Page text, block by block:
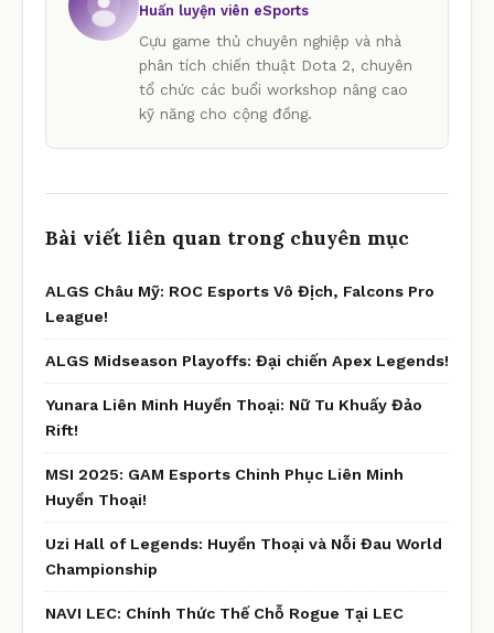
Huấn luyện viên eSports
Cựu game thủ chuyên nghiệp và nhà
phân tích chiến thuật Dota 2, chuyên
tổ chức các buổi workshop nâng cao
kỹ năng cho cộng đồng.
Bài viết liên quan trong chuyên mục
ALGS Châu Mỹ: ROC Esports Vô Địch, Falcons Pro
League!
ALGS Midseason Playoffs: Đại chiến Apex Legends!
Yunara Liên Minh Huyền Thoại: Nữ Tu Khuấy Đảo
Rift!
MSI 2025: GAM Esports Chinh Phục Liên Minh
Huyền Thoại!
Uzi Hall of Legends: Huyền Thoại và Nỗi Đau World
Championship
NAVI LEC: Chính Thức Thế Chỗ Rogue Tại LEC